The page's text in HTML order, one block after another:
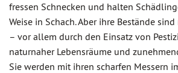
fressen Schnecken und halten
Weise in Schach. Aber ihre Bestände
– vor allem durch den Einsatz von
naturnaher Lebensräume und
Sie werden mit ihren scharfen Messern